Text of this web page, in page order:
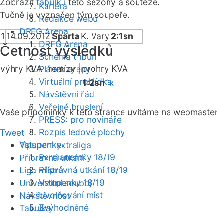
Kariéra
Redakce webu
DRFG Arena
DRFG Arena
Schéma tribun
Plánek areny
Virtuální prohlídka
Návštěvní řád
Veřejné bruslení
PRESS: pro novináře
Rozpis ledové plochy
Vstupenky
Permanentky 18/19
Přípravná utkání 18/19
Vstupenky 18/19
Uvolňování míst
Zvýhodněné
Zobrazit tabulku této sezóny a soutěže.
Tučně je vyznačen tým soupeře.
1 14.09.2012SpartaK. Vary 2:1sn
Četnost výsledků
výhry KVA |remízy |prohry KVA
1:2sn1x
Vaše připomínky k této stránce uvítáme na webmaster
Tweet
Tipsport extraliga
Přípravná utkání
Liga mistrů
Univerzitní souboj
Návštěvnost
Tabulka